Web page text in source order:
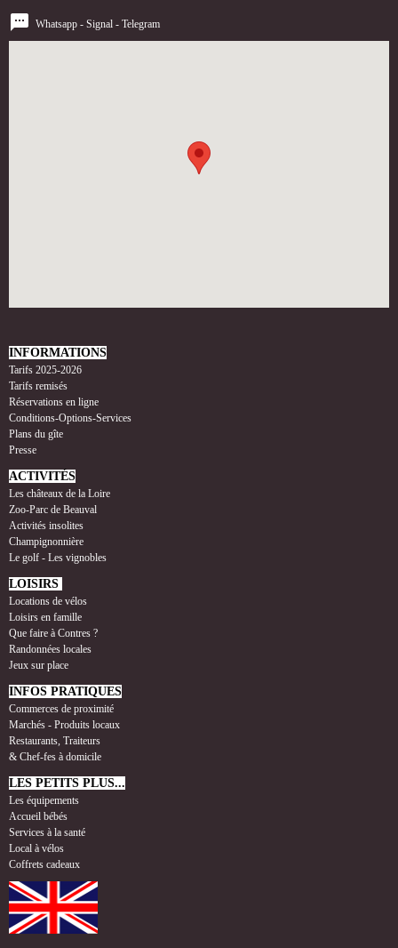
Whatsapp - Signal - Telegram
INFORMATIONS
Tarifs 2025-2026
Tarifs remisés
Réservations en ligne
Conditions-Options-Services
Plans du gîte
Presse
ACTIVITÉS
Les châteaux de la Loire
Zoo-Parc de Beauval
Activités insolites
Champignonnière
Le golf - Les vignobles
LOISIRS
Locations de vélos
Loisirs en famille
Que faire à Contres ?
Randonnées locales
Jeux sur place
INFOS PRATIQUES
Commerces de proximité
Marchés - Produits locaux
Restaurants, Traiteurs
& Chef-fes à domicile
LES PETITS PLUS...
Les équipements
Accueil bébés
Services à la santé
Local à vélos
Coffrets cadeaux